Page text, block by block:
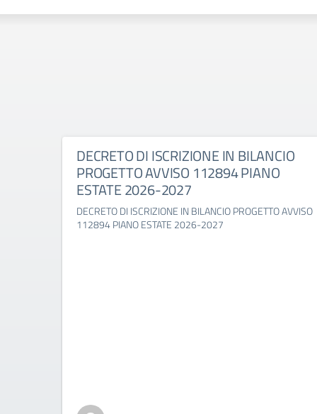
DECRETO DI ISCRIZIONE IN BILANCIO
PROGETTO AVVISO 112894 PIANO
ESTATE 2026-2027
DECRETO DI ISCRIZIONE IN BILANCIO PROGETTO AVVISO
112894 PIANO ESTATE 2026-2027